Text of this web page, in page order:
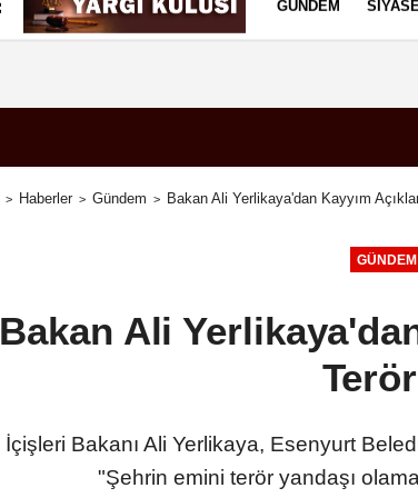
Künye İletişim Çerez Politikası
GÜNDEM
Haberler Gündem Bakan Ali Yerlikaya'dan Kayyım
GÜNDEM
Bakan Ali
İçişleri Bakanı Ali Yerlikaya, Esenyurt
"Şehrin emini terör yandaşı